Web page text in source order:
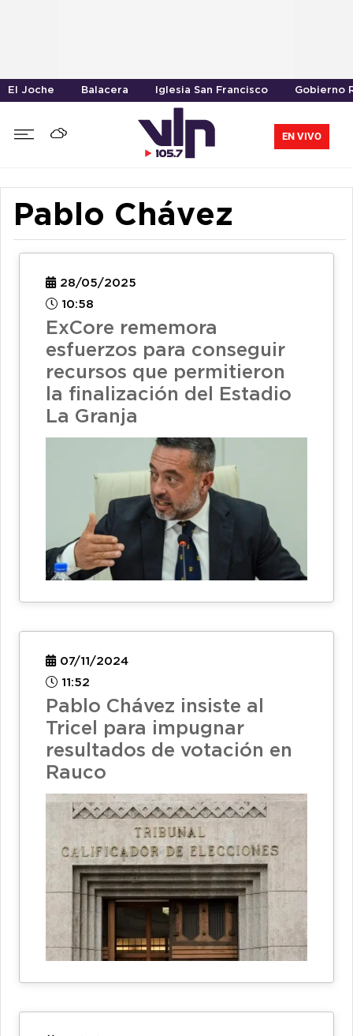
El Joche Balacera Iglesia San Francisco Gobierno
EN VIVO
Pablo Chávez
28/05/2025
10:58
ExCore rememora
esfuerzos para conseguir
recursos que permitieron
la finalización del Estadio
La Granja
07/11/2024
11:52
Pablo Chávez insiste al
Tricel para impugnar
resultados de votación en
Rauco